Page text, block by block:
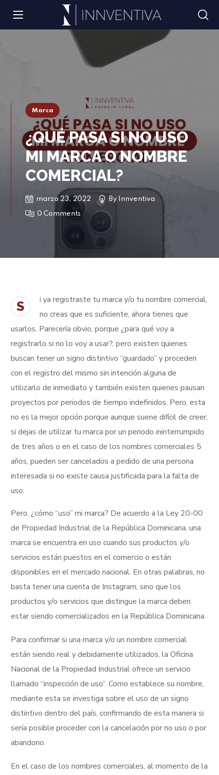
Marca
¿QUÉ PASA SI NO USO
MI MARCA O NOMBRE
COMERCIAL?
marzo 23, 2022 By Innventiva
0 Comments
S
i ya registraste tu marca y/o tu nombre comercial,
no creas que es suficiente, ahora tienes que
usarlos. Parecería obvio, porque ¿para qué voy a
registrarlo si no lo voy a usar?, pero existen quienes
buscan tener un signo distintivo “guardado” y proceden
con el registro del mismo sin intención alguna de
utilizarlo de inmediato y también existen quienes pausan
proyectos por periodos de tiempo indefinidos. Pero, esta
no es la mejor opción porque aunque suene difícil de creer,
si dejas de utilizar tu marca por un periodo ininterrumpido
de tres años o en el caso de los nombres comerciales 5
años, pueden ser cancelados a pedido de una persona
interesada si no existe causa justificada para la falta de
uso.
Pero, ¿cómo “uso” mi marca? De acuerdo a la Ley 20-00
de Propiedad Industrial de la República Dominicana, una
marca se encuentra en uso cuando sus productos y/o
servicios están puestos en el comercio o están
disponibles en el mercado nacional. En otras palabras, no
basta tener una cuenta de Instagram, sino que los
productos y/o servicios que distingue la marca deben
estar siendo comercializados en la República Dominicana.
Para confirmar si una marca y/o un nombre comercial
están siendo real y debidamente utilizados, la Oficina
Nacional de la Propiedad Industrial ofrece un servicio
llamado “inspección de uso”. Como establece su nombre,
mediante esta se investiga sobre el uso de un signo
distintivo dentro del país, confirmando de esta manera si
sería posible proceder con la cancelación por no uso o por
abandono.
En el caso de los nombres comerciales, al momento de la